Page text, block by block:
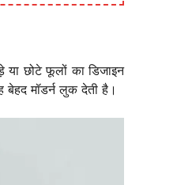
छोटे फूलों का डिजाइन
मॉडर्न लुक देती है।